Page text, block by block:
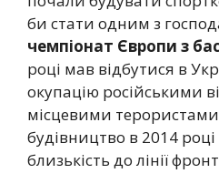
би стати одним з
чемпіонат Європи з
році мав відбутися в
окупацію російськими
місцевими
будівництво в 2014
близькість до лінії